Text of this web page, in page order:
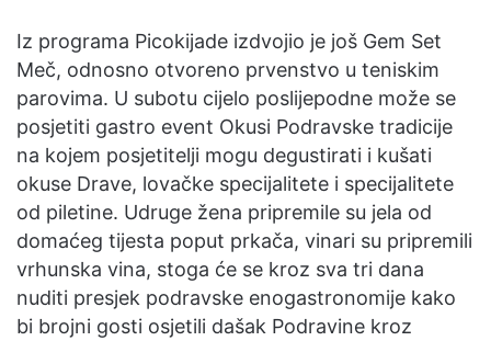
Iz programa Picokijade izdvojio je još Gem Set
Meč, odnosno otvoreno prvenstvo u teniskim
parovima. U subotu cijelo poslijepodne može se
posjetiti gastro event Okusi Podravske tradicije
na kojem posjetitelji mogu degustirati i kušati
okuse Drave, lovačke specijalitete i specijalitete
od piletine. Udruge žena pripremile su jela od
domaćeg tijesta poput prkača, vinari su pripremili
vrhunska vina, stoga će se kroz sva tri dana
nuditi presjek podravske enogastronomije kako
bi brojni gosti osjetili dašak Podravine kroz